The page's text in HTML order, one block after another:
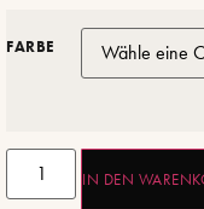
FARBE
IN DEN